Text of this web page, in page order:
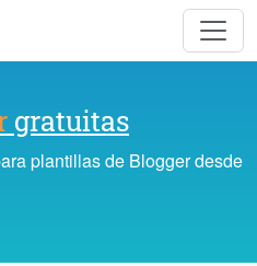
gratuitas
plantillas de Blogger desde